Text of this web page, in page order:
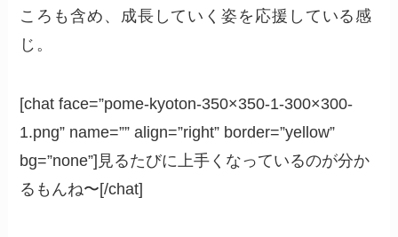
ころも含め、成長していく姿を応援している感
じ。
[chat face=”pome-kyoton-350×350-1-300×300-
1.png” name=”” align=”right” border=”yellow”
bg=”none”]見るたびに上手くなっているのが分か
るもんね〜[/chat]